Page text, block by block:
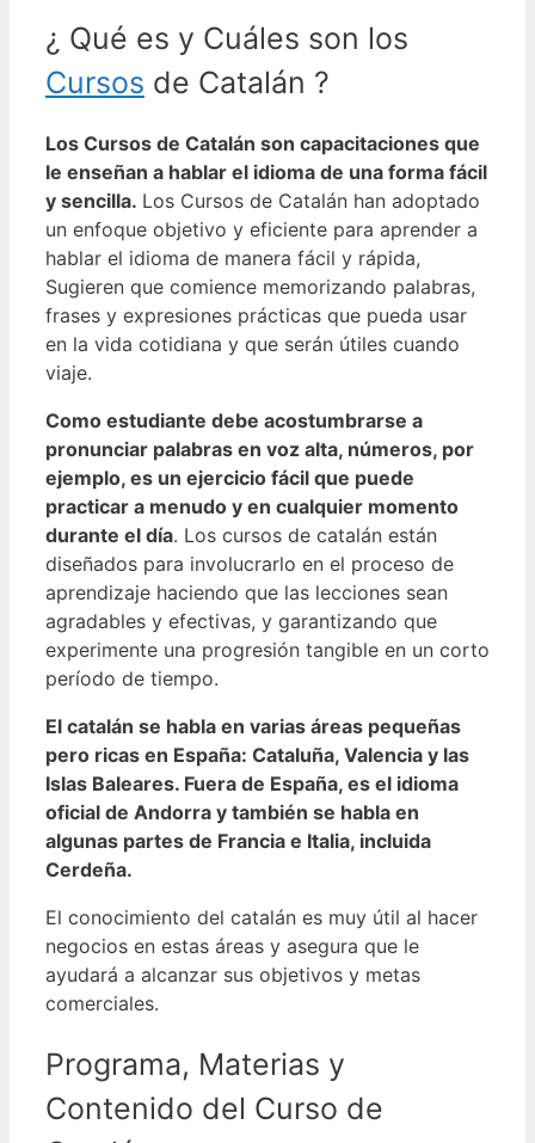
¿ Qué es y Cuáles son los
Cursos de Catalán ?
Los Cursos de Catalán son capacitaciones que
le enseñan a hablar el idioma de una forma fácil
y sencilla. Los Cursos de Catalán han adoptado
un enfoque objetivo y eficiente para aprender a
hablar el idioma de manera fácil y rápida,
Sugieren que comience memorizando palabras,
frases y expresiones prácticas que pueda usar
en la vida cotidiana y que serán útiles cuando
viaje.
Como estudiante debe acostumbrarse a
pronunciar palabras en voz alta, números, por
ejemplo, es un ejercicio fácil que puede
practicar a menudo y en cualquier momento
durante el día. Los cursos de catalán están
diseñados para involucrarlo en el proceso de
aprendizaje haciendo que las lecciones sean
agradables y efectivas, y garantizando que
experimente una progresión tangible en un corto
período de tiempo.
El catalán se habla en varias áreas pequeñas
pero ricas en España: Cataluña, Valencia y las
Islas Baleares. Fuera de España, es el idioma
oficial de Andorra y también se habla en
algunas partes de Francia e Italia, incluida
Cerdeña.
El conocimiento del catalán es muy útil al hacer
negocios en estas áreas y asegura que le
ayudará a alcanzar sus objetivos y metas
comerciales.
Programa, Materias y
Contenido del Curso de